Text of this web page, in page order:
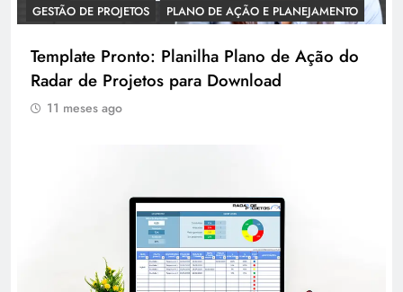
GESTÃO DE PROJETOS PLANO DE AÇÃO E PLANEJAMENTO
Template Pronto: Planilha Plano de Ação do
Radar de Projetos para Download
11 meses ago